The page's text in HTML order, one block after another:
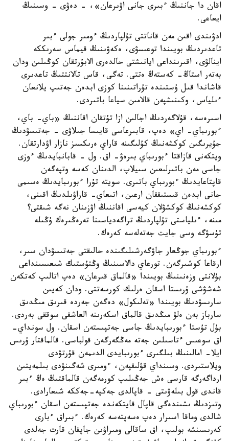
اقان دا جاننىڭ ءبىرى جانى اۋىرعان»، - دەۋى - وسىنىڭ
ايعاعى.
ادۋىندى اقىن مەن قاناتتى تۇلپاردىڭ ءومىر جولى ءبىر
تاعدىردىڭ بويىندا توعىسۋى، ەكەۋىنىڭ قيماس سەرىككە
اينالۋى، اقىرىنداعى ايانىشتى حالدەرى الابۇرتقان كوڭىلىن ودان
بەتەر استاڭ- كەستەڭ ەتتى. تەگى، قاس تالانتتىڭ تاعدىرى
قاشاندا قىل ۇستىندە تۇراتىنىنا كوزى ابدەن جەتىپ يلانعان
ءىلياس، وكىنىشپەن قالامىن سياعا باتىردى.
اسىرەسە، قۇلاگەردىڭ اجالىن ازا تۇتقان اقاننىڭ «باي- باي،
ءبورىباي- اي» دەپ، قابىرعاسى قايىسا جىلاۋى - جەتىسۋدىڭ
جۇيرىگىن كوكشەنىڭ كۇلىگىنە قاراي ەرىكسىز نازار اۋدارتقان.
ويتكەنى قازاقتا ءبورىباي بىرەۋ- اق. ول - قابانبايدىڭ ءوزى
جاسى مەن باتىرلىعىن سىيلاپ، الدىنان كەسە وتپەگەن
قاپتاعايدىڭ ءبورىباي باتىرى. سويتە تۇرا ءبورىبايدىڭ ەسىمى
جانى ابدەن قىستىققان ارعىن، اتىعاي- قاراۋىلدىڭ اقىنى،
كوكشەنىڭ كوكشۋلان كيەسى اقاننىڭ اۋزىنان نەگە شىقتى؟
مىنە، ءىلياستى تۇلپاردىڭ تراگەدياسىنا تەرەڭىرەك ۇڭىلە
تۇسۋگە وسى جايت جەتەلەسە كەرەك.
ءبورىباي جوڭعار جاۋگەرشىلىگىندە حالىقتى جەتىسۋدان سىر،
ارقاعا كوشىرگەن. تورعاي دالاسىنىڭ وڭتۇستىك شىعىسىنداعى
بۇلانتى وزەنىنىڭ بويىندا «قالماق قىرعان» دەپ اتالىپ كەتكەن
شەشۋشى ۇرىستا اسقان ەرلىك كورسەتتى. ودان كەيىن
سارىسۋدىڭ بويىندا «تەلىكول» دەگەن جەردە قىرىق مىڭدىق
سارباز بەن ەلۋ مىڭدىق قالماق اسكەرىنە العاشقى سوققى بەردى.
بۇل تۇستا ءبورىبايدىڭ جاسى جەتپىستەن اسقان. ول سونداي-
اق سوعىس ءتاسىلىن جەتە مەڭگەرگەن قولباسى. قالماقتار ۇرىس
ايلا- امالىنىڭ بىلگىرى ءبورىبايدى الدىمەن قۇرتۋدى
ويلاستىردى. وسىنداي قۋلىقپەن، ءومىرى شەگىنۋدى بىلمەيتىن
ارداگەرگە قارسى ەش جەڭىلىپ كورمەگەن قالماقتىڭ ەڭ ءبىر
قاندى قول بىلەۋىتى - قاپالدى جەكپە-جەككە شىعارادى.
وتىزدىڭ ىشىندەگى قاپال قايتكەندە جەتپىستەن اسقان ءبورىباي
شالدى وماقا اسىرار دەپ ەسەپتەسە كەرەك. ءبىراق ءبارى
كەرىسىنشە بولىپ، اق ساقالى ومىراۋىن جاپقان قارت جەلدى